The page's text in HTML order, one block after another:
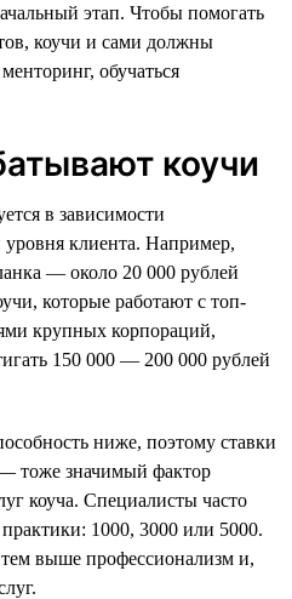
этап. Чтобы помогать
коучи и сами должны
обучаться
коучи
в зависимости
уровня клиента. Например,
— около 20 000 рублей
которые работают с топ-
крупных корпораций,
150 000 — 200 000 рублей
ниже, поэтому ставки
тоже значимый фактор
коуча. Специалисты часто
1000, 3000 или 5000.
выше профессионализм и,